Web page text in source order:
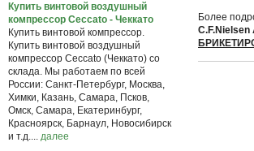
Купить винтовой воздушный
компрессор Ceccato - Чеккато
Купить винтовой компрессор.
Купить винтовой воздушный
компрессор Ceccato (Чеккато) со
склада. Мы работаем по всей
России: Санкт-Петербург, Москва,
Химки, Казань, Самара, Псков,
Омск, Самара, Екатеринбург,
Красноярск, Барнаул, Новосибирск
и т.д.... далее
Более
C.F.Nielsen